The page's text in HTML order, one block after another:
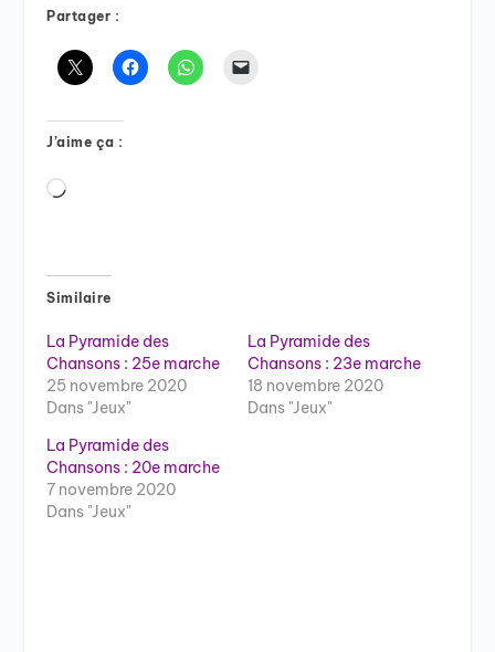
Partager :
J’aime ça :
Chargement…
Similaire
La Pyramide des
Chansons : 25e marche
25 novembre 2020
Dans "Jeux"
La Pyramide des
Chansons : 23e marche
18 novembre 2020
Dans "Jeux"
La Pyramide des
Chansons : 20e marche
7 novembre 2020
Dans "Jeux"